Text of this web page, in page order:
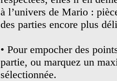
à l’univers de Mario :
des parties encore plus
• Pour empocher des
partie, ou marquez un
sélectionnée.